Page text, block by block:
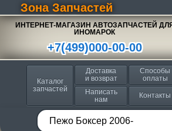
Зона Запчастей
ИНТЕРНЕТ-МАГАЗИН АВТОЗАПЧАСТЕЙ ДЛЯ
ИНОМАРОК
+7(499)000-00-00
Каталог
запчастей
Доставка
и возврат
Способы
оплаты
Написать
нам
Контакты